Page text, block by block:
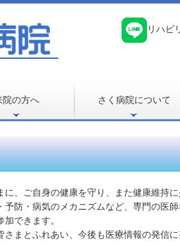
リハビ
院の方へ さく病院について
、ご自身の健康を守り、また健康維持
防・病気のメカニズムなど、専門の医
できます。
まとふれあい、今後も医療情報の発信